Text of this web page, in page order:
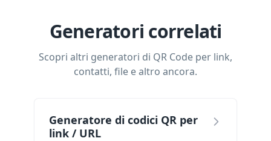
Generatori correlati
Scopri altri generatori di QR Code per link,
contatti, file e altro ancora.
Generatore di codici QR per
link / URL